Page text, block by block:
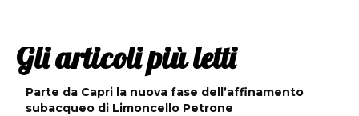
Gli articoli più letti
Parte da Capri la nuova fase dell’affinamento
subacqueo di Limoncello Petrone